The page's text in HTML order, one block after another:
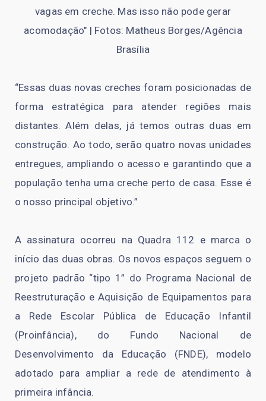
vagas em creche. Mas isso não pode gerar
acomodação" | Fotos: Matheus Borges/Agência
Brasília
“Essas duas novas creches foram posicionadas de
forma estratégica para atender regiões mais
distantes. Além delas, já temos outras duas em
construção. Ao todo, serão quatro novas unidades
entregues, ampliando o acesso e garantindo que a
população tenha uma creche perto de casa. Esse é
o nosso principal objetivo.”
A assinatura ocorreu na Quadra 112 e marca o
início das duas obras. Os novos espaços seguem o
projeto padrão “tipo 1” do Programa Nacional de
Reestruturação e Aquisição de Equipamentos para
a Rede Escolar Pública de Educação Infantil
(Proinfância), do Fundo Nacional de
Desenvolvimento da Educação (FNDE), modelo
adotado para ampliar a rede de atendimento à
primeira infância.